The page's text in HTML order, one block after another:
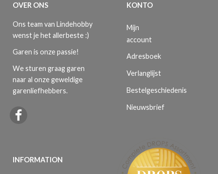
OVER ONS
Ons team van Lindehobby
wenst je het allerbeste :)
Garen is onze passie!
We sturen graag garen
naar al onze geweldige
garenliefhebbers.
INFORMATION
KONTO
Mijn
account
Adresboek
Verlanglijst
Bestelgeschiedenis
Nieuwsbrief